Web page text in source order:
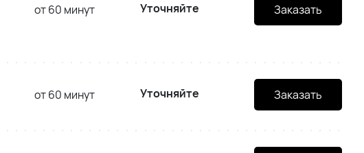
от 60 минут Уточняйте Заказать
от 60 минут Уточняйте Заказать